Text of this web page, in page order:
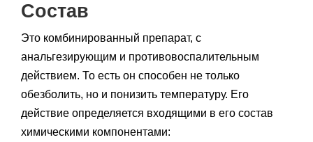
Состав
Это комбинированный препарат, с
анальгезирующим и противовоспалительным
действием. То есть он способен не только
обезболить, но и понизить температуру. Его
действие определяется входящими в его состав
химическими компонентами: